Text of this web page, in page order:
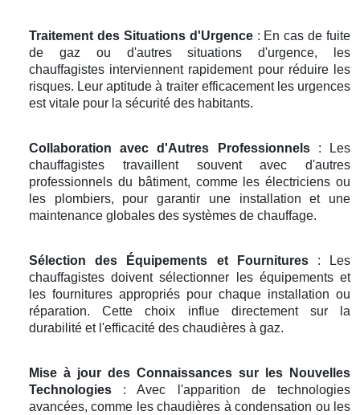
Traitement des Situations d'Urgence: En cas de fuite
de gaz ou d'autres situations d'urgence, les
chauffagistes interviennent rapidement pour réduire les
risques. Leur aptitude à traiter efficacement les urgences
est vitale pour la sécurité des habitants.
Collaboration avec d'Autres Professionnels: Les
chauffagistes travaillent souvent avec d'autres
professionnels du bâtiment, comme les électriciens ou
les plombiers, pour garantir une installation et une
maintenance globales des systèmes de chauffage.
Sélection des Équipements et Fournitures: Les
chauffagistes doivent sélectionner les équipements et
les fournitures appropriés pour chaque installation ou
réparation. Cette choix influe directement sur la
durabilité et l'efficacité des chaudières à gaz.
Mise à jour des Connaissances sur les Nouvelles
Technologies : Avec l'apparition de technologies
avancées, comme les chaudières à condensation ou les